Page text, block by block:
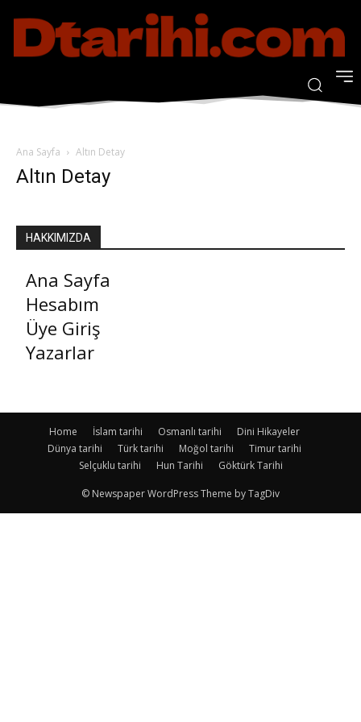
Ana Sayfa Altın Detay
Altın Detay
HAKKIMIZDA
Ana Sayfa
Hesabım
Üye Giriş
Yazarlar
Home İslam tarihi Osmanlı tarihi
Dini Hikayeler
Dünya tarihi
Türk tarihi Moğol tarihi
Timur tarihi
Selçuklu tarihi
Hun Tarihi Göktürk Tarihi
© Newspaper WordPress Theme by TagDiv